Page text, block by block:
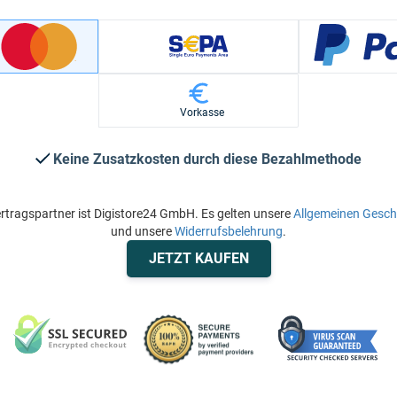
Vorkasse
Keine Zusatzkosten durch diese Bezahlmethode
ist Digistore24 GmbH. Es gelten unsereAllgemeinen
und unsereWiderrufsbelehrung.
JETZT KAUFEN